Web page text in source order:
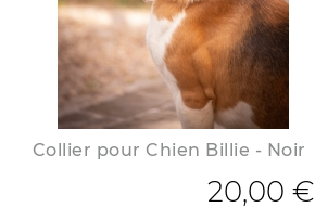
Collier pour Chien Billie - Noir
20,00 €